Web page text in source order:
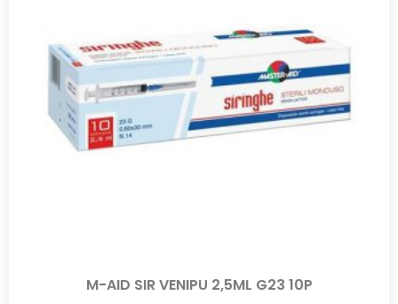
M-AID SIR VENIPU 2,5ML G23 10P